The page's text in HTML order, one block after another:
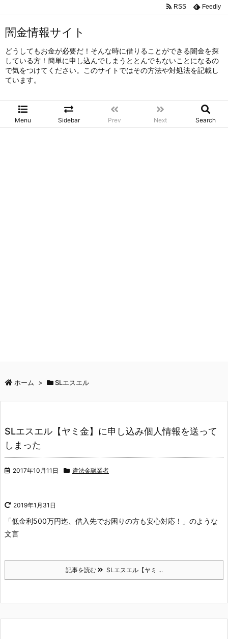
闇金情報サイト
どうしてもお金が必要だ！そんな時に借りることができる闇金を探
している方！簡単に申し込んでしまうととんでもないことになるの
で気をつけてください。このサイトではその方法や対処法を記載し
ています。
Menu Sidebar Prev Next Search
RSS Feedly
ホーム > SLエスエル
SLエスエル【ヤミ金】に申し込み個人情報を送って
しまった
2017年10月11日 違法金融業者
2019年1月31日
「低金利500万円迄、借入先でお困りの方も安心対応！」のような
文言
記事を読む SLエスエル【ヤミ ...